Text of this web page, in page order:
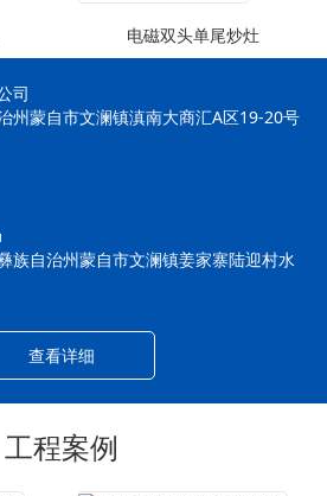
电磁双头单尾炒灶
司
州蒙自市文澜镇滇南大商汇A区19-20号
族自治州蒙自市文澜镇姜家寨陆迎村水
查看详细
工程案例